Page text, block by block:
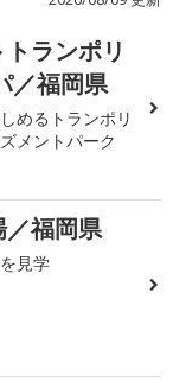
ランポリ
／福岡県
めるトランポリ
メントパーク
／福岡県
見学